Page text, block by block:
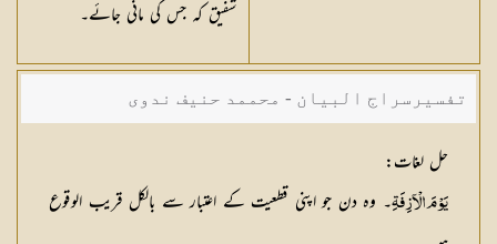
شفیق کہ جس کی مانی جائے۔
تفسیرسراج البیان - محممد حنیف ندوی
حل لغات:
يَوْمَ الْآزِفَةِ۔ وہ دن جو اپنی قطعیت کے اعتبار سے بالکل قریب الوقوع